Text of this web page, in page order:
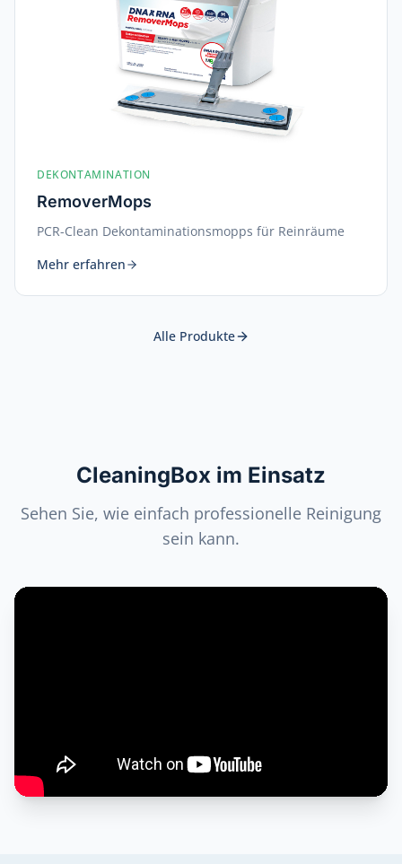
DEKONTAMINATION
RemoverMops
PCR-Clean Dekontaminationsmopps für Reinräume
Mehr erfahren
Alle Produkte
CleaningBox im Einsatz
Sehen Sie, wie einfach professionelle Reinigung
sein kann.